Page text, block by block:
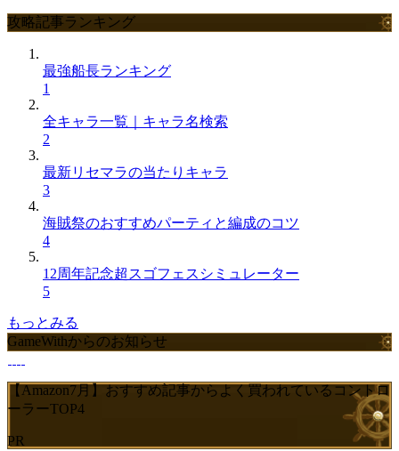
攻略記事ランキング
最強船長ランキング
1
全キャラ一覧｜キャラ名検索
2
最新リセマラの当たりキャラ
3
海賊祭のおすすめパーティと編成のコツ
4
12周年記念超スゴフェスシミュレーター
5
もっとみる
GameWithからのお知らせ
【Amazon7月】おすすめ記事からよく買われているコントロ
ーラーTOP4
PR